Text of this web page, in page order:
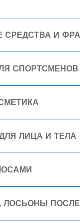
И
СПОРТСМЕНОВ
ЛИЦА И ТЕЛА
ЛОСЬОНЫ